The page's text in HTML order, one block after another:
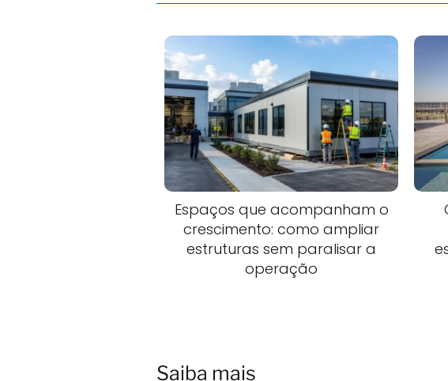
Espaços que acompanham o
crescimento: como ampliar
estruturas sem paralisar a
operação
Saiba mais